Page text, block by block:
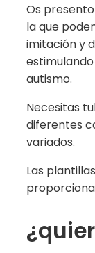
Os
la que
imitación y
autismo.
Necesitas
diferentes
variados.
Las